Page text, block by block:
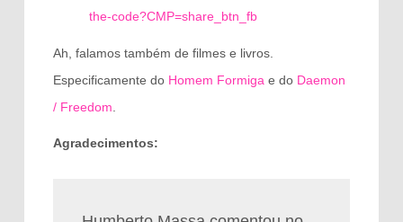
the-code?CMP=share_btn_fb
Ah, falamos também de filmes e livros.
Especificamente do Homem Formiga e do Daemon
/ Freedom
Agradecimentos: